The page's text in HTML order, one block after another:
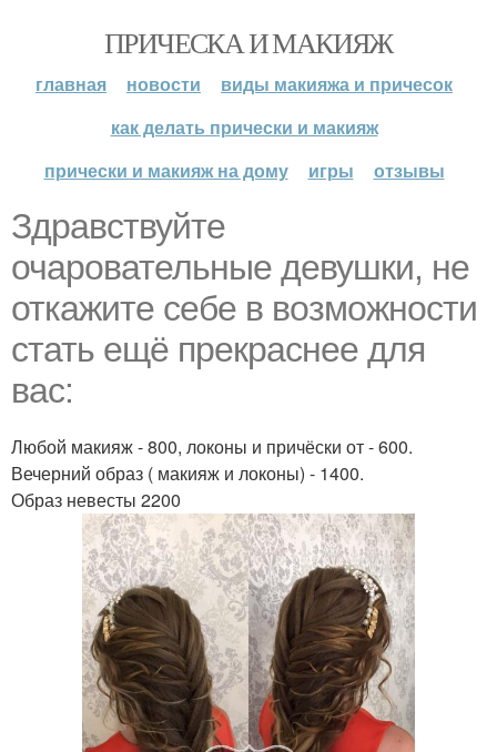
ПРИЧЕСКА И МАКИЯЖ
главная новости
виды макияжа и причесок
как делать прически и макияж
прически и макияж на дому
игры отзывы
Здравствуйте
очаровательные девушки, не
откажите себе в возможности
стать ещё прекраснее для
вас:
Любой макияж - 800, локоны и причёски от - 600.
Вечерний образ ( макияж и локоны) - 1400.
Образ невесты 2200